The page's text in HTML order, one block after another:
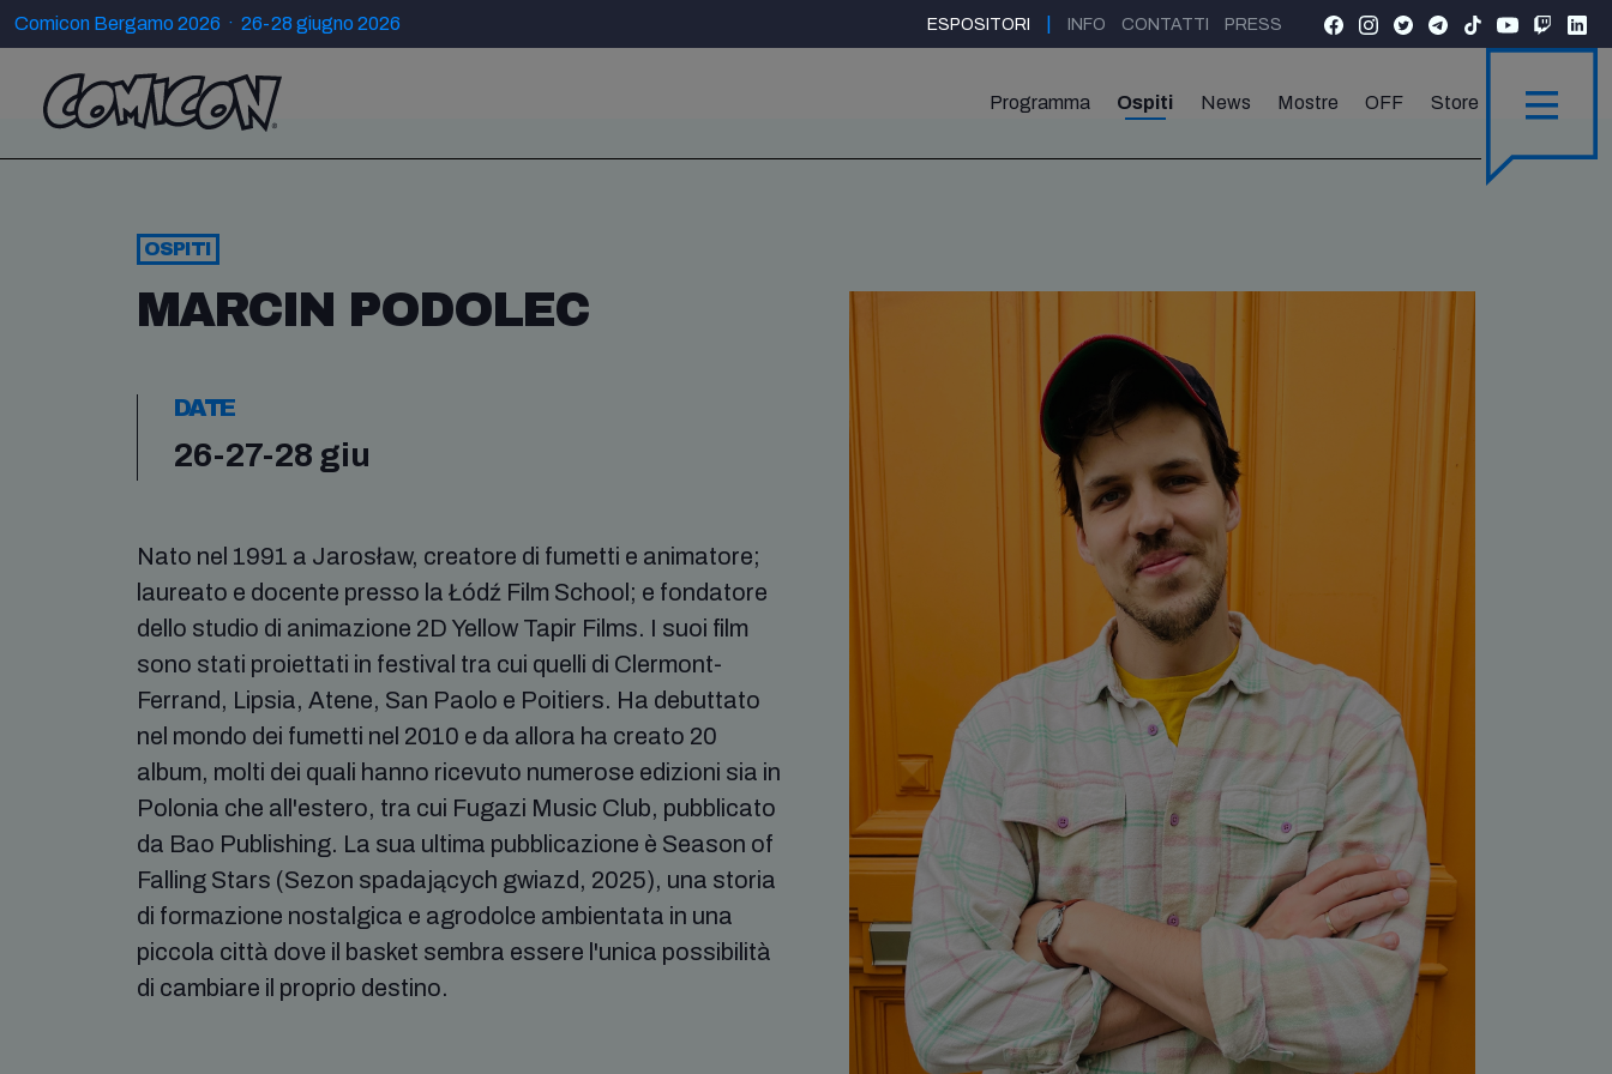
Comicon Bergamo 2026 · 26-28 giugno 2026 ESPOSITORI INFO CONTATTI PRESS
Programma Ospiti News Mostre OFF Store
OSPITI
MARCIN PODOLEC
DATE
26-27-28 giu
Nato nel 1991 a Jarosław, creatore di fumetti e animatore;
laureato e docente presso la Łódź Film School; e fondatore
dello studio di animazione 2D Yellow Tapir Films. I suoi film
sono stati proiettati in festival tra cui quelli di Clermont-
Ferrand, Lipsia, Atene, San Paolo e Poitiers. Ha debuttato
nel mondo dei fumetti nel 2010 e da allora ha creato 20
album, molti dei quali hanno ricevuto numerose edizioni sia in
Polonia che all'estero, tra cui Fugazi Music Club, pubblicato
da Bao Publishing. La sua ultima pubblicazione è Season of
Falling Stars (Sezon spadających gwiazd, 2025), una storia
di formazione nostalgica e agrodolce ambientata in una
piccola città dove il basket sembra essere l'unica possibilità
di cambiare il proprio destino.